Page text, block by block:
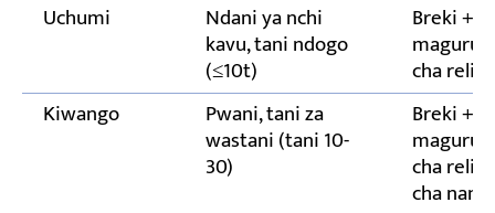
Uchumi Ndani ya nchi
kavu, tani ndogo
(≤10t)
Breki +
cha reli
Kiwango
Pwani, tani za
wastani (tani 10-
30)
Breki +
cha reli
cha